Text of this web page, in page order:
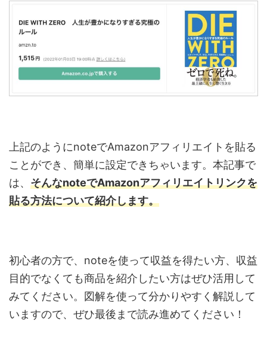
上記のようにnoteでAmazonアフィリエイトを貼る
ことができ、簡単に設定できちゃいます。本記事で
は、 そんなnoteでAmazonアフィリエイトリンクを
貼る方法について紹介します。
初心者の方で、 noteを使って収益を得たい方、収益
目的でなくても商品を紹介したい方はぜひ活用して
みてください。図解を使って分かりやすく解説して
いますので、ぜひ最後まで読み進めてください！